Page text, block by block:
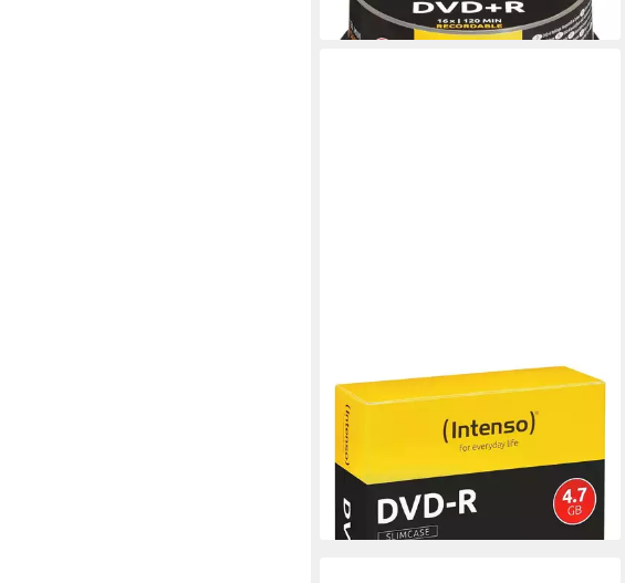
INTENSO
DVD-Rohling DVD-R, 4,7 GB
ab 14,59 €
lieferbar - in 4-5 Werktagen bei dir